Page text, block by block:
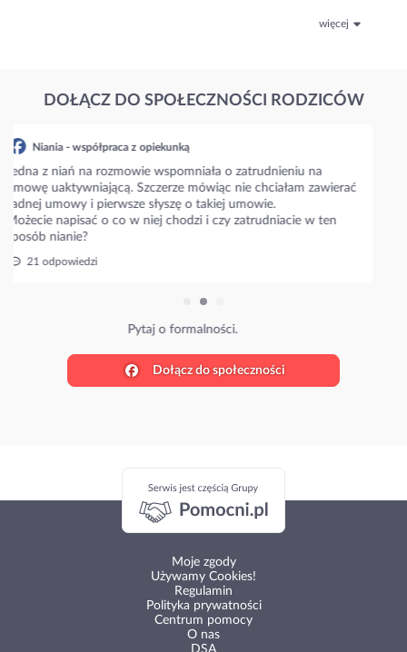
więcej
DOŁĄCZ DO SPOŁECZNOŚCI RODZICÓW
Niania - współpraca z opiekunką
Napiszcie prosze jakie są aktualne stawki w waszym mieście???
Niania zaproponowała 35 zł/h i zastanawiam się czy to
standardowa stawka??
Ile wy płacicie?
Dołącz do społeczności
Używamy Cookies!
Regulamin
Polityka prywatności
Centrum pomocy
O nas
DSA